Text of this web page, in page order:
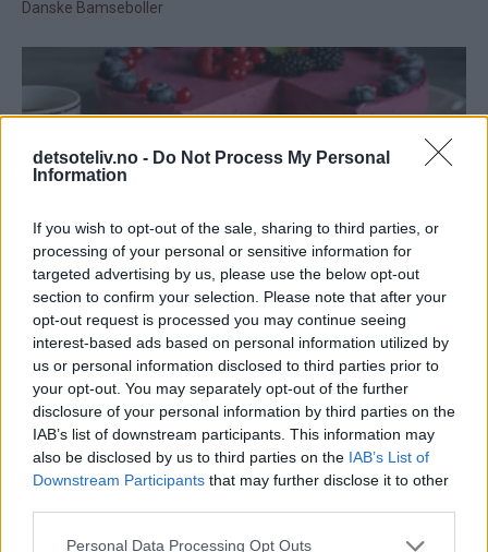
detsoteliv.no - Do Not Process My Personal
Information
If you wish to opt-out of the sale, sharing to third parties, or
processing of your personal or sensitive information for
targeted advertising by us, please use the below opt-out
section to confirm your selection. Please note that after your
opt-out request is processed you may continue seeing
interest-based ads based on personal information utilized by
us or personal information disclosed to third parties prior to
your opt-out. You may separately opt-out of the further
disclosure of your personal information by third parties on the
IAB’s list of downstream participants. This information may
also be disclosed by us to third parties on the IAB’s List of
Downstream Participants that may further disclose it to other
Personal Data Processing Opt Outs
Skriv ny kommentar
Navn E-post (publiseres ikke)